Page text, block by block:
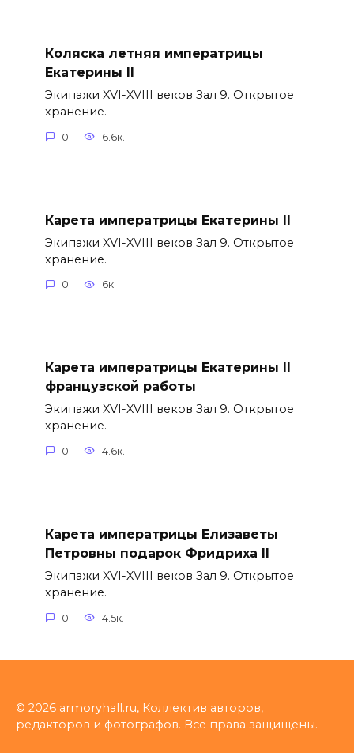
Коляска летняя императрицы
Екатерины II
Экипажи XVI-XVIII веков Зал 9. Открытое
хранение.
0 6.6к.
Карета императрицы Екатерины II
Экипажи XVI-XVIII веков Зал 9. Открытое
хранение.
0 6к.
Карета императрицы Екатерины II
французской работы
Экипажи XVI-XVIII веков Зал 9. Открытое
хранение.
0 4.6к.
Карета императрицы Елизаветы
Петровны подарок Фридриха II
Экипажи XVI-XVIII веков Зал 9. Открытое
хранение.
0 4.5к.
© 2026 armoryhall.ru, Коллектив авторов,
редакторов и фотографов. Все права защищены.